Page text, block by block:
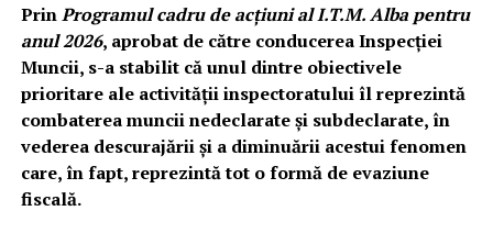
PrinProgramul cadru de acțiuni al I.T.M. Alba pentru
anul 2026, aprobat de către conducerea Inspecției
Muncii, s-a stabilit că unul dintre obiectivele
prioritare ale activității inspectoratului îl reprezintă
combaterea muncii nedeclarate și subdeclarate, în
vederea descurajării și a diminuării acestui fenomen
care, în fapt, reprezintă tot o formă de evaziune
fiscală.